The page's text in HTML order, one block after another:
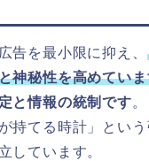
告を最小限に抑え、
神秘性を高めてい
と情報の統制です
持てる時計」とい
しています。